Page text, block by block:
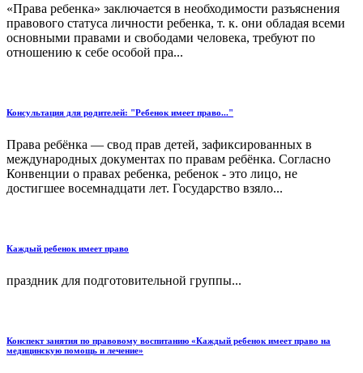
«Права ребенка» заключается в необходимости разъяснения
правового статуса личности ребенка, т. к. они обладая всеми
основными правами и свободами человека, требуют по
отношению к себе особой пра...
Консультация для родителей: "Ребенок имеет право..."
Права ребёнка — свод прав детей, зафиксированных в
международных документах по правам ребёнка. Согласно
Конвенции о правах ребенка, ребенок - это лицо, не
достигшее восемнадцати лет. Государство взяло...
Каждый ребенок имеет право
праздник для подготовительной группы...
Конспект занятия по правовому воспитанию «Каждый ребенок имеет право на
медицинскую помощь и лечение»